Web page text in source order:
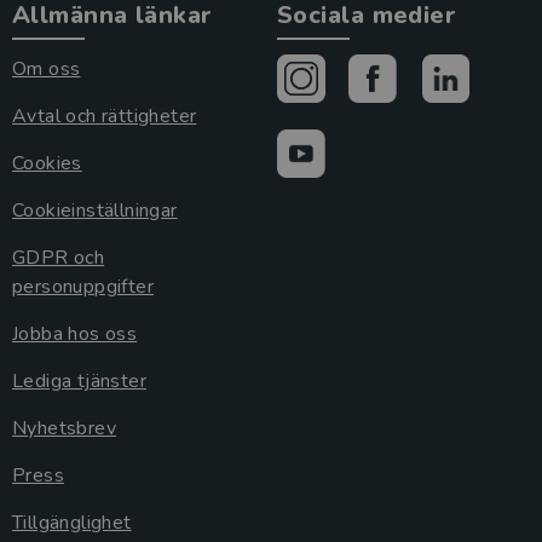
Allmänna länkar
Om oss
Avtal och rättigheter
Cookies
Cookieinställningar
GDPR och
personuppgifter
Jobba hos oss
Lediga tjänster
Nyhetsbrev
Press
Tillgänglighet
Sociala medier